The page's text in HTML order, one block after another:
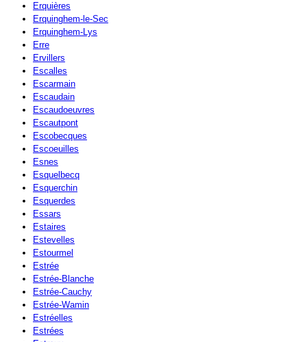
Erquières
Erquinghem-le-Sec
Erquinghem-Lys
Erre
Ervillers
Escalles
Escarmain
Escaudain
Escaudoeuvres
Escautpont
Escobecques
Escoeuilles
Esnes
Esquelbecq
Esquerchin
Esquerdes
Essars
Estaires
Estevelles
Estourmel
Estrée
Estrée-Blanche
Estrée-Cauchy
Estrée-Wamin
Estréelles
Estrées